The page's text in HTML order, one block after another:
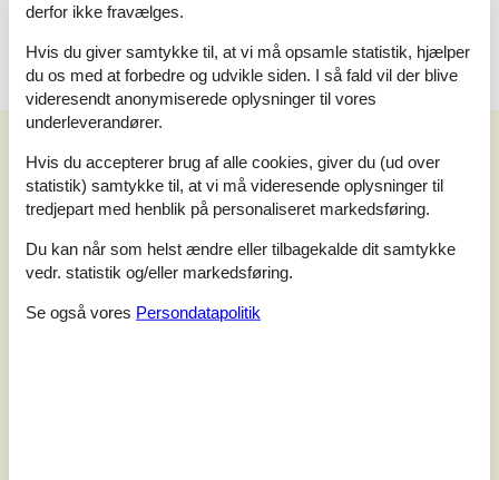
Dobbeltseng
Vores gæsteanmeldelserEksterne anmeldelser
3,0 Baseret på1vurdering
Vurderet d. 23-07-2023
derfor ikke fravælges.
Hvis du giver samtykke til, at vi må opsamle statistik, hjælper
du os med at forbedre og udvikle siden. I så fald vil der blive
videresendt anonymiserede oplysninger til vores
underleverandører.
Hvis du accepterer brug af alle cookies, giver du (ud over
statistik) samtykke til, at vi må videresende oplysninger til
tredjepart med henblik på personaliseret markedsføring.
Du kan når som helst ændre eller tilbagekalde dit samtykke
vedr. statistik og/eller markedsføring.
Se også vores Persondatapolitik